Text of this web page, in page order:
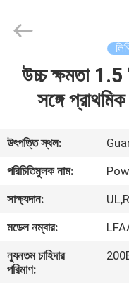
বাড়ি
ভিডিও
আমাদের
সম্পর্কে
Energy
Technology
Reserved.উচ্চ ক্ষমতা
সঙ্গে
উৎপত্তি স্থল:
পরিচিতিমুলক নাম:
সাক্ষ্যদান:
মডেল নম্বার:
ন্যূনতম চাহিদার
পরিমাণ: